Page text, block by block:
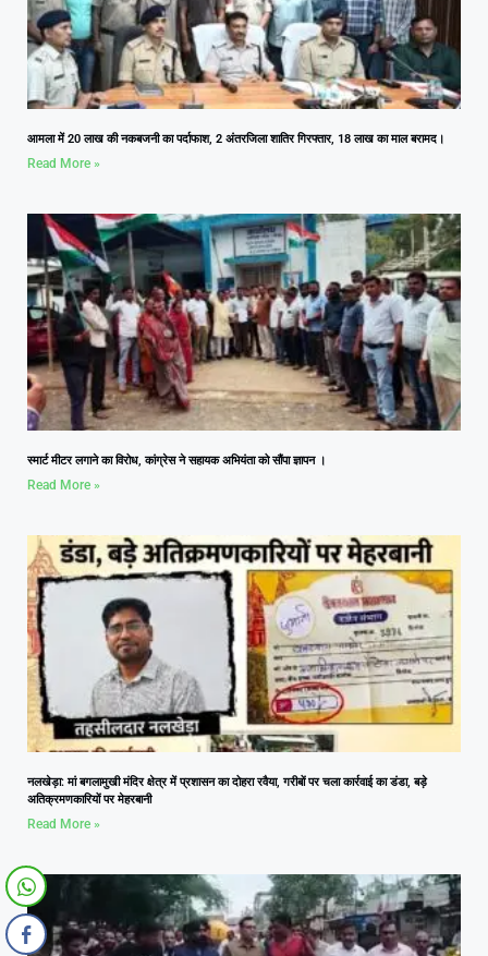
आमला में 20 लाख की नकबजनी का पर्दाफाश, 2 अंतरजिला शातिर गिरफ्तार, 18 लाख का माल बरामद।
Read More »
स्मार्ट मीटर लगाने का विरोध, कांग्रेस ने सहायक अभियंता को सौंपा ज्ञापन ।
Read More »
नलखेड़ा: मां बगलामुखी मंदिर क्षेत्र में प्रशासन का दोहरा रवैया, गरीबों पर चला कार्रवाई का डंडा, बड़े
अतिक्रमणकारियों पर मेहरबानी
Read More »